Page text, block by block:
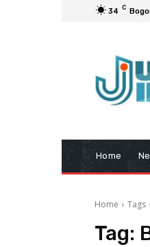
34 C
Home
Home Tags
Tag: